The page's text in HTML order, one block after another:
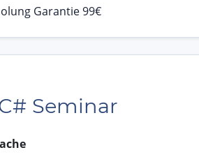
Garantie 99€
Seminar